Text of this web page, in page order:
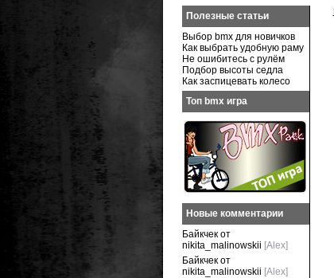
Полезные статьи
Выбор bmx для новичков
Как выбрать удобную раму
Не ошибитесь с рулём
Подбор высоты седла
Как заспицевать колесо
Топ bmx игра
Новые комментарии
Байкчек от
nikita_malinowskii [Alex]
Байкчек от
nikita_malinowskii [Alex]